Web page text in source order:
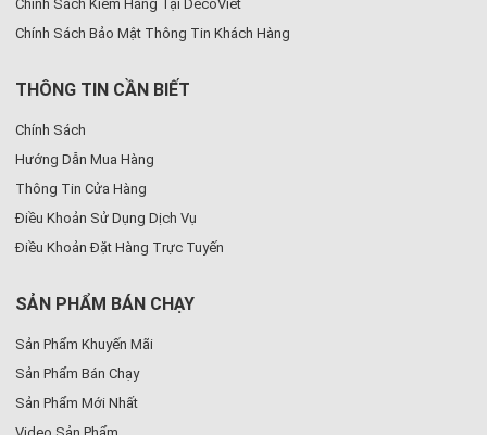
Chính Sách Kiểm Hàng Tại DecoViet
Chính Sách Bảo Mật Thông Tin Khách Hàng
THÔNG TIN CẦN BIẾT
Chính Sách
Hướng Dẫn Mua Hàng
Thông Tin Cửa Hàng
Điều Khoản Sử Dụng Dịch Vụ
Điều Khoản Đặt Hàng Trực Tuyến
SẢN PHẨM BÁN CHẠY
Sản Phẩm Khuyến Mãi
Sản Phẩm Bán Chạy
Sản Phẩm Mới Nhất